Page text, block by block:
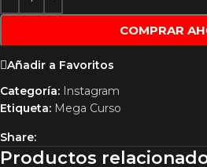
COMPRAR
Añadir a Favoritos
Categoría: Instagram
Etiqueta: Mega Curso
Share:
Productos